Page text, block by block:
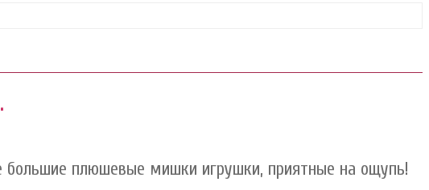
большие плюшевые мишки игрушки, приятные на ощупь!